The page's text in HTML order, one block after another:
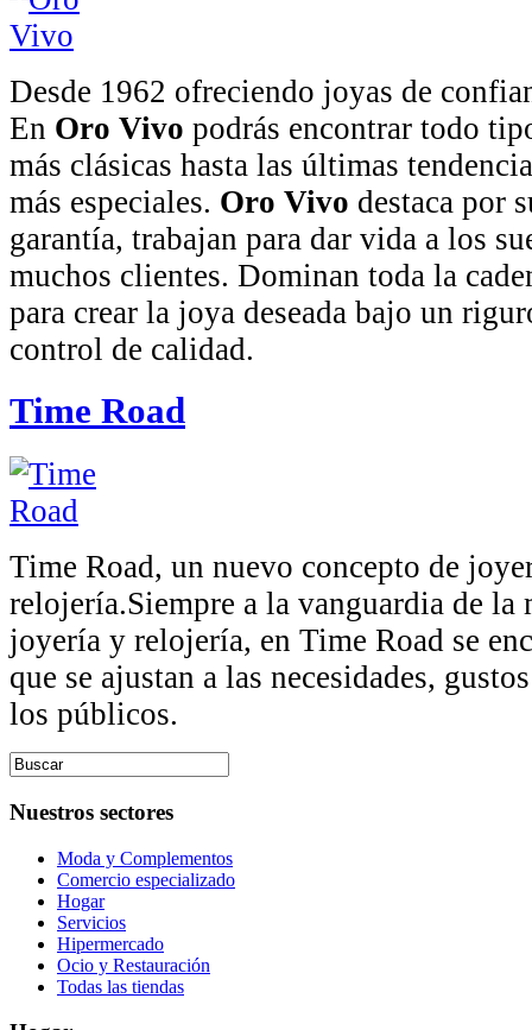
Desde 1962 ofreciendo joyas de
En Oro Vivo podrás encontrar todo
más clásicas hasta las últimas
más especiales. Oro Vivo destaca por
garantía, trabajan para dar vida a los
muchos clientes. Dominan toda la
para crear la joya deseada bajo un
control de calidad.
Time Road
Time Road, un nuevo concepto de
relojería.Siempre a la vanguardia de la
joyería y relojería, en Time Road se
que se ajustan a las necesidades,
los públicos.
Nuestros sectores
Moda y Complementos
Comercio especializado
Hogar
Servicios
Hipermercado
Ocio y Restauración
Todas las tiendas